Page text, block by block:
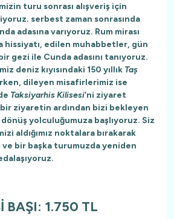
turu sonrası alışveriş için
serbest zaman sonrasında
adasına varıyoruz. Rum mirası
hissiyatı, edilen muhabbetler, gün
gezi ile Cunda adasını tanıyoruz.
deniz kıyısındaki 150 yıllık Taş
dileyen misafirlerimiz ise
Taksiyarhis Kilisesi‘ni ziyaret
ziyaretin ardından bizi bekleyen
dönüş yolculuğumuza başlıyoruz. Siz
aldığımız noktalara bırakarak
bir başka turumuzda yeniden
BAŞI: 1.750 TL